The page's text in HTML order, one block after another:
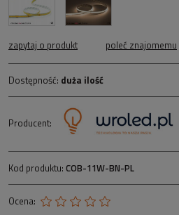
zapytaj o produkt poleć znajomemu
Dostępność: duża ilość
Producent:
Kod produktu: COB-11W-BN-PL
Ocena: